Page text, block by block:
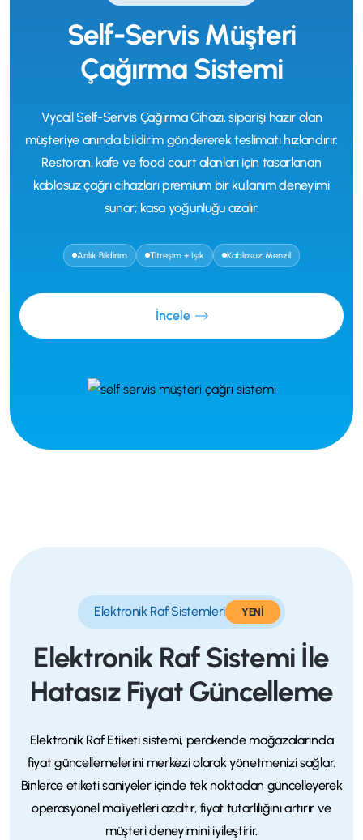
Self-Servis Müşteri
Çağırma Sistemi
Vycall Self-Servis Çağırma Cihazı, siparişi hazır olan
müşteriye anında bildirim göndererek teslimatı hızlandırır.
Restoran, kafe ve food court alanları için tasarlanan
kablosuz çağrı cihazları premium bir kullanım deneyimi
sunar; kasa yoğunluğu azalır.
Anlık Bildirim Titreşim + Işık Kablosuz Menzil
İncele
Elektronik Raf Sistemleri YENİ
Elektronik Raf Sistemi İle
Hatasız Fiyat Güncelleme
Elektronik Raf Etiketi sistemi, perakende mağazalarında
fiyat güncellemelerini merkezi olarak yönetmenizi sağlar.
Binlerce etiketi saniyeler içinde tek noktadan güncelleyerek
operasyonel maliyetleri azaltır, fiyat tutarlılığını artırır ve
müşteri deneyimini iyileştirir.